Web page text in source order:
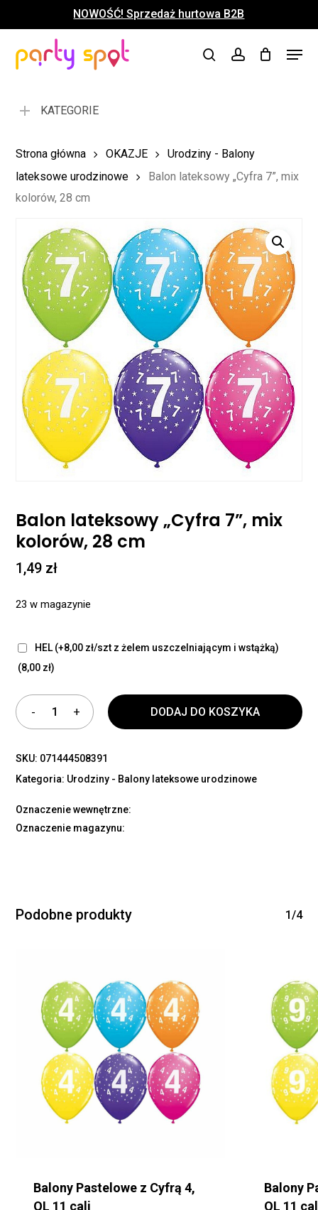
to
content
NOWOŚĆ! Sprzedaż hurtowa B2B
searchaccount
Menu
Koszyk Close
koszyku.
WRÓĆ DO SKLEPU
KATEGORIE
Strona główna OKAZJE
Urodziny - Balony
lateksowe urodzinowe
Balon lateksowy „Cyfra 7”, mix
kolorów, 28 cm
Balon lateksowy „Cyfra 7”, mix
kolorów, 28 cm
1,49 zł
23 w magazynie
HEL (+8,00 zł/szt z żelem uszczelniającym i wstążką)
(8,00 zł)
DODAJ DO KOSZYKA
SKU: 071444508391
Kategoria: Urodziny - Balony lateksowe urodzinowe
Oznaczenie wewnętrzne:
Oznaczenie magazynu:
Podobne produkty 1/4
Balony Pastelowe z Cyfrą 4,
QL 11 cali
Balony
QL 11
Menu